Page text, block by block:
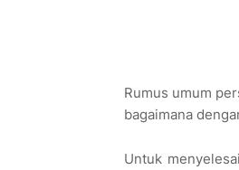
Rumus umum
bagaimana
Untuk